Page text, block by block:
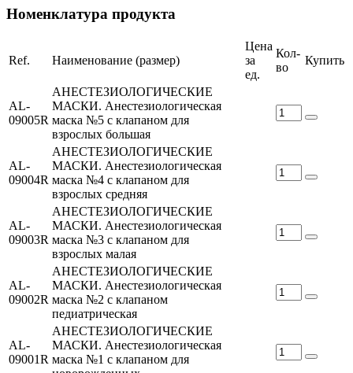
Номенклатура продукта
Ref. Наименование (размер)
Цена
за
ед.
Кол-
во
Купить
AL-
09005R
АНЕСТЕЗИОЛОГИЧЕСКИЕ
МАСКИ. Анестезиологическая
маска №5 с клапаном для
взрослых большая
AL-
09004R
АНЕСТЕЗИОЛОГИЧЕСКИЕ
МАСКИ. Анестезиологическая
маска №4 с клапаном для
взрослых средняя
AL-
09003R
АНЕСТЕЗИОЛОГИЧЕСКИЕ
МАСКИ. Анестезиологическая
маска №3 с клапаном для
взрослых малая
AL-
09002R
АНЕСТЕЗИОЛОГИЧЕСКИЕ
МАСКИ. Анестезиологическая
маска №2 с клапаном
педиатрическая
AL-
09001R
АНЕСТЕЗИОЛОГИЧЕСКИЕ
МАСКИ. Анестезиологическая
маска №1 с клапаном для